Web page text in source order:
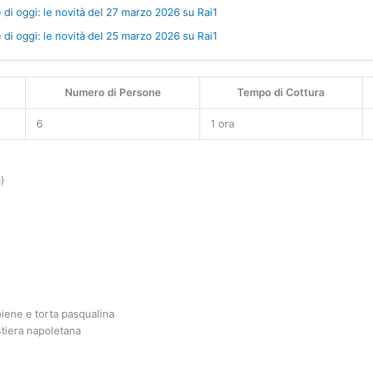
oggi: le novità del 27 marzo 2026 su Rai1
oggi: le novità del 25 marzo 2026 su Rai1
Numero di Persone Tempo di Cottura
6 1 ora
e torta pasqualina
napoletana